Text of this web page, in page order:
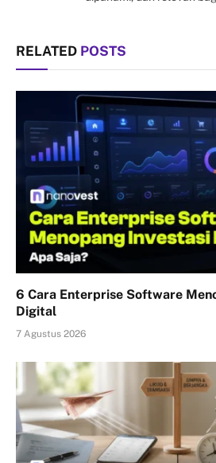
RELATED POSTS
6 Cara Enterprise Software
Digital
7 Agustus 2026